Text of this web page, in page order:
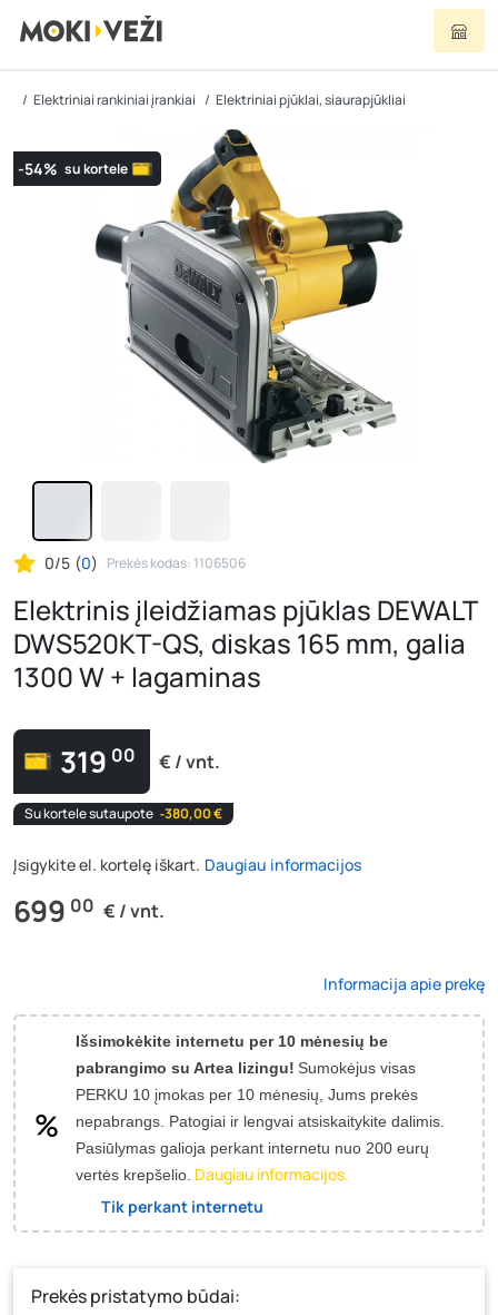
Elektriniai rankiniai įrankiai Elektriniai pjūklai, siaurapjūkliai
-54% su kortele
0/5 (0) Prekės kodas: 1106506
Elektrinis įleidžiamas pjūklas DEWALT
DWS520KT-QS, diskas 165 mm, galia
1300 W + lagaminas
319 00 € / vnt.
Su kortele sutaupote ‐380,00 €
Įsigykite el. kortelę iškart. Daugiau informacijos
699 00 € / vnt.
Informacija apie prekę
Išsimokėkite internetu per 10 mėnesių be
pabrangimo su Artea lizingu! Sumokėjus visas
PERKU 10 įmokas per 10 mėnesių, Jums prekės
nepabrangs. Patogiai ir lengvai atsiskaitykite dalimis.
Pasiūlymas galioja perkant internetu nuo 200 eurų
vertės krepšelio. Daugiau informacijos.
Tik perkant internetu
Prekės pristatymo būdai: